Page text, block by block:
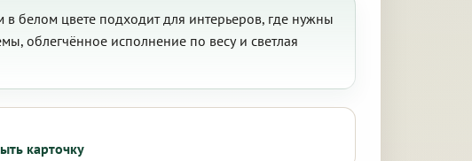
белом цвете подходит для интерьеров, где нужны
облегчённое исполнение по весу и светлая
карточку